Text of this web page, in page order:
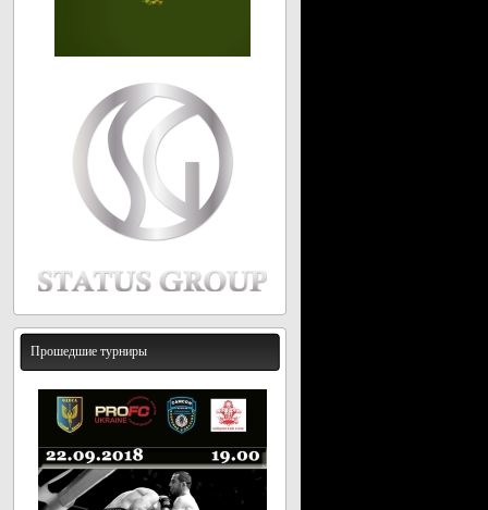
Прошедшие турниры